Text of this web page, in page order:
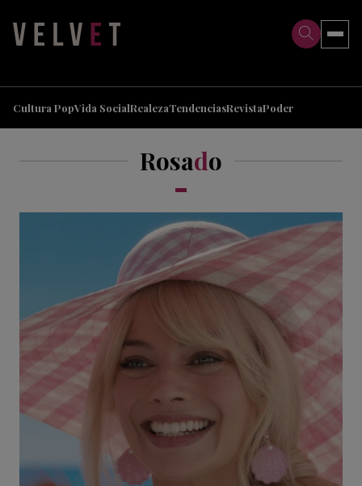
Cultura PopVida SocialRealezaTendenciasRevistaPoder
Rosado